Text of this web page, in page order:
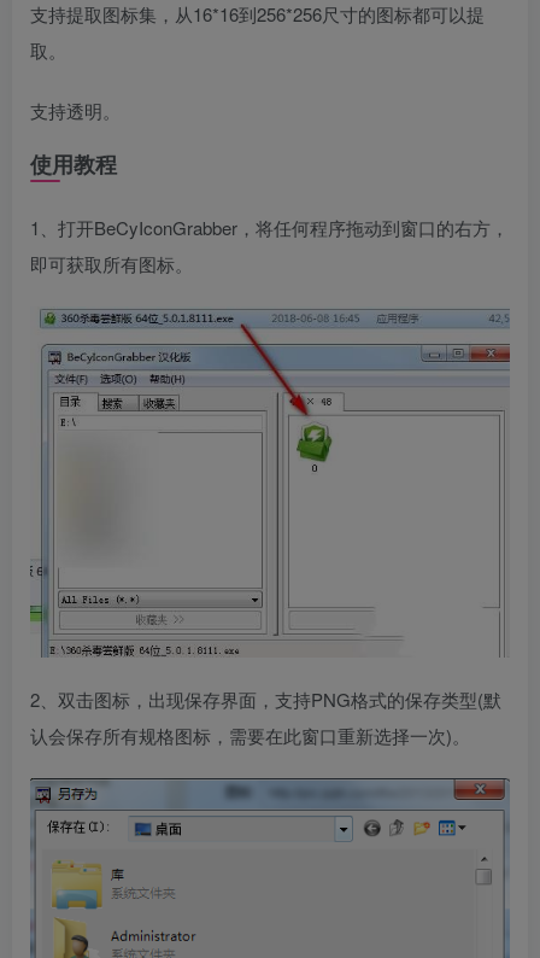
支持提取图标集，从16*16到256*256尺寸的图标都可以提
取。
支持透明。
使用教程
1、打开BeCyIconGrabber，将任何程序拖动到窗口的右方，
即可获取所有图标。
2、双击图标，出现保存界面，支持PNG格式的保存类型(默
认会保存所有规格图标，需要在此窗口重新选择一次)。